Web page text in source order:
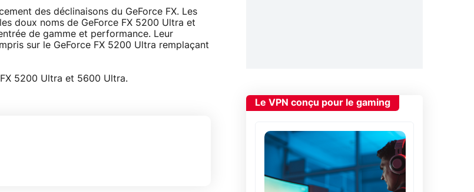
des déclinaisons du GeForce FX. Les
doux noms de GeForce FX 5200 Ultra et
de gamme et performance. Leur
sur le GeForce FX 5200 Ultra remplaçant
5200 Ultra et 5600 Ultra.
Le VPN conçu pour le gaming